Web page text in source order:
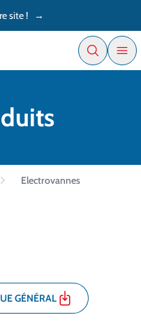
site ! →
Electrovannes
GÉNÉRAL